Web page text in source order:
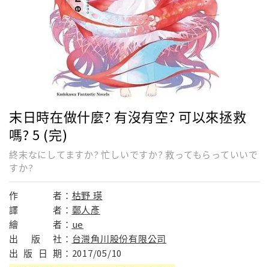
末日時在做什麼? 有沒有空? 可以來拯救
嗎? 5 (完)
終末なにしてますか? 忙しいですか? 救ってもらっていいで
すか?
作 者： 枯野 瑛
譯
者： 鄭人彥
繪
者： ue
出
版 社： 台灣角川股份有限公司
出 版 日 期： 2017/05/10